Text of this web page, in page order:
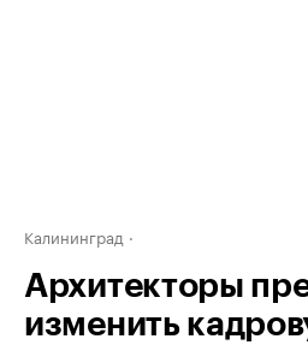
Калининград
Архитекторы
изменить